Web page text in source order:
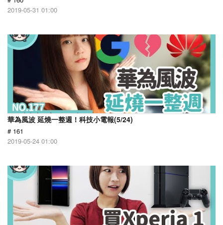
2019-05-31 01:00
華為風波 延燒一整週！科技小電報(5/24)
# 161
2019-05-24 01:00